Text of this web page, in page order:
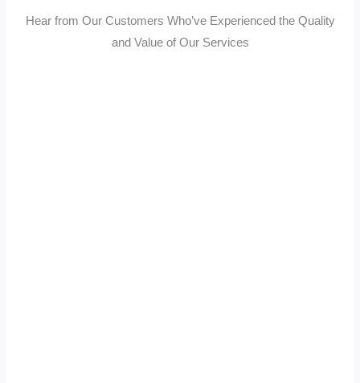
Hear from Our Customers Who’ve Experienced the Quality
and Value of Our Services